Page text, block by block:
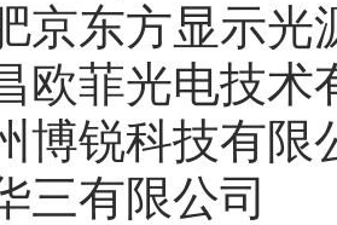
京东方显示光
欧菲光电技术
博锐科技有限
三有限公司